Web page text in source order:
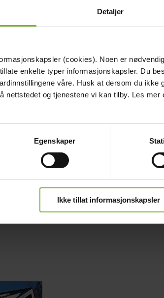
Detaljer
(cookies). Noen er
enkelte typer informasjonskapsler. Du
våre. Husk at dersom du
nettstedet og tjenestene vi kan tilby. Les mer
Egenskaper
Ikke tillat informasjonskapsler
Inspiraatioita sinulle, joka rakastat